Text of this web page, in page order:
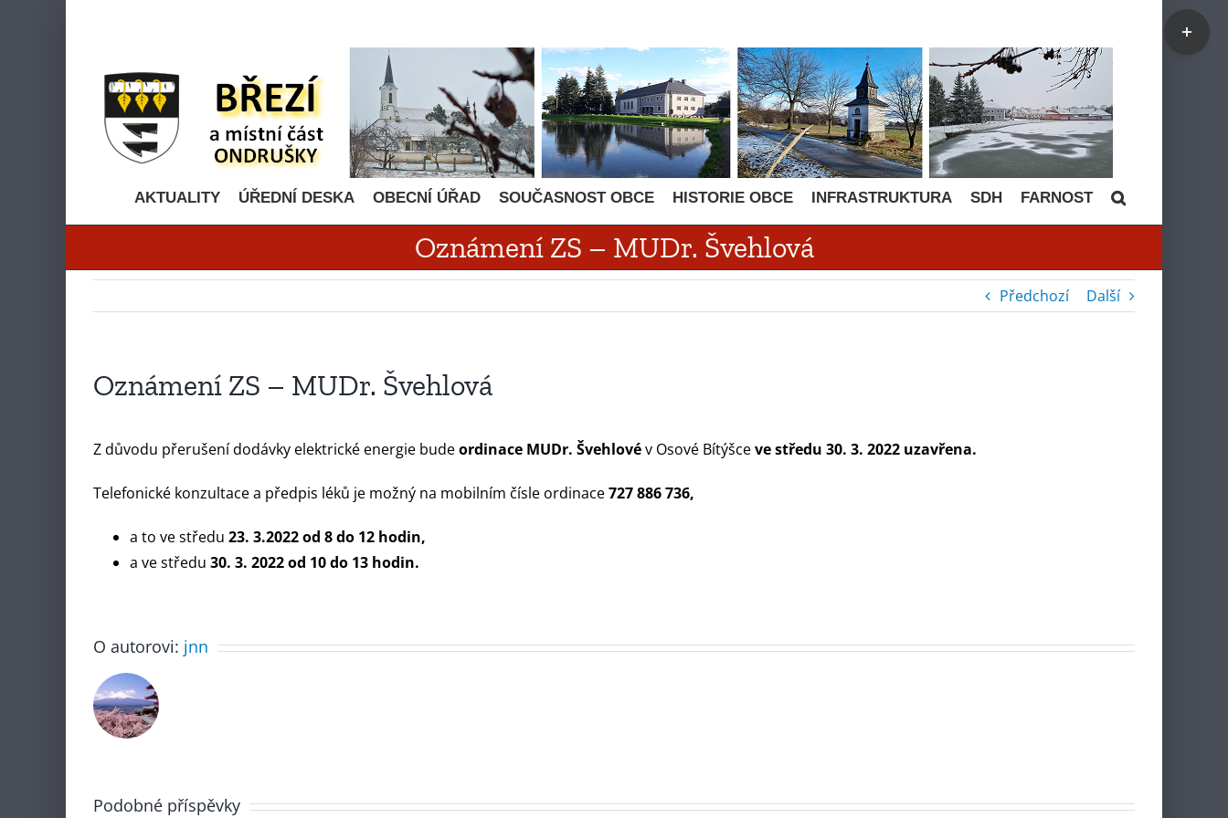
AKTUALITY ÚŘEDNÍ DESKA OBECNÍ ÚŘAD SOUČASNOST OBCE HISTORIE OBCE INFRASTRUKTURA SDH FARNOST
Oznámení ZS – MUDr. Švehlová
Předchozí Další
Oznámení ZS – MUDr. Švehlová
Z důvodu přerušení dodávky elektrické energie budeordinace MUDr. Švehlovév Osové Bítýšceve středu 30. 3. 2022 uzavřena.
Telefonické konzultace a předpis léků je možný na mobilním čísle ordinace727 886 736,
a to ve středu 23. 3.2022 od 8 do 12 hodin,
a ve středu 30. 3. 2022 od 10 do 13 hodin.
O autorovi: jnn
Podobné příspěvky
Toggle
Sliding